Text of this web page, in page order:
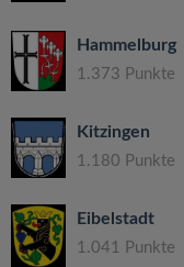
Hammelburg
1.373 Punkte
Kitzingen
1.180 Punkte
Eibelstadt
1.041 Punkte